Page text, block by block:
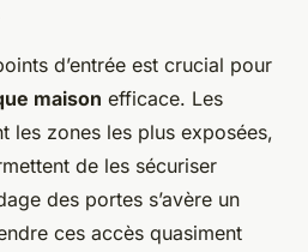
d’entrée est crucial pour
maison efficace. Les
les zones les plus exposées,
de les sécuriser
des portes s’avère un
ces accès quasiment